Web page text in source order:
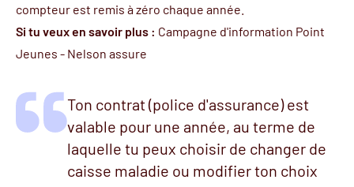
compteur est remis à zéro chaque année.
Si tu veux en savoir plus : Campagne d'information Point
Jeunes - Nelson assure
Ton contrat (police d'assurance) est
valable pour une année, au terme de
laquelle tu peux choisir de changer de
caisse maladie ou modifier ton choix